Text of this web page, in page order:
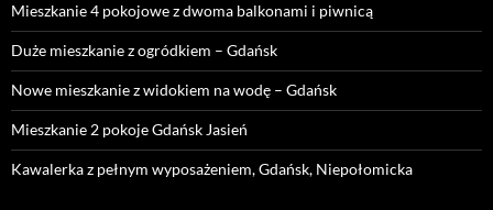
Mieszkanie 4 pokojowe z dwoma balkonami i piwnicą
Duże mieszkanie z ogródkiem – Gdańsk
Nowe mieszkanie z widokiem na wodę – Gdańsk
Mieszkanie 2 pokoje Gdańsk Jasień
Kawalerka z pełnym wyposażeniem, Gdańsk, Niepołomicka